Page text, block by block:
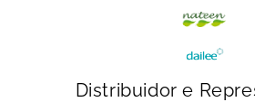
Distribuidor e